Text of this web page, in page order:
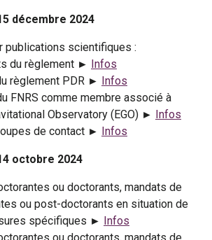
décembre 2024
publications scientifiques :
du règlement ► Infos
règlement PDR ► Infos
FNRS comme membre associé à
Observatory (EGO) ► Infos
de contact ► Infos
octobre 2024
ou doctorants, mandats de
ou post-doctorants en situation de
spécifiques ► Infos